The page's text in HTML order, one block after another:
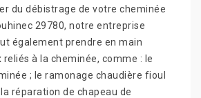
du débistrage de votre cheminée
29780, notre entreprise
également prendre en main
à la cheminée, comme : le
; le ramonage chaudière fioul
réparation de chapeau de